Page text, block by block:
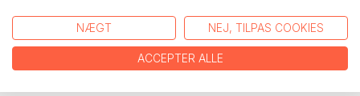
Luke bliver overtaget af Shinigami, guden for død, splid og
mørke. Lukes ærkefjende, Jeff bliver overtaget af
Hachiman, guden for krig og Japans beskytter.
NÆGT NEJ, TILPAS COOKIES
ACCEPTER ALLE